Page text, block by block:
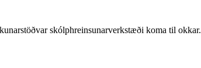
skólphreinsunarverkstæði koma til okkar.